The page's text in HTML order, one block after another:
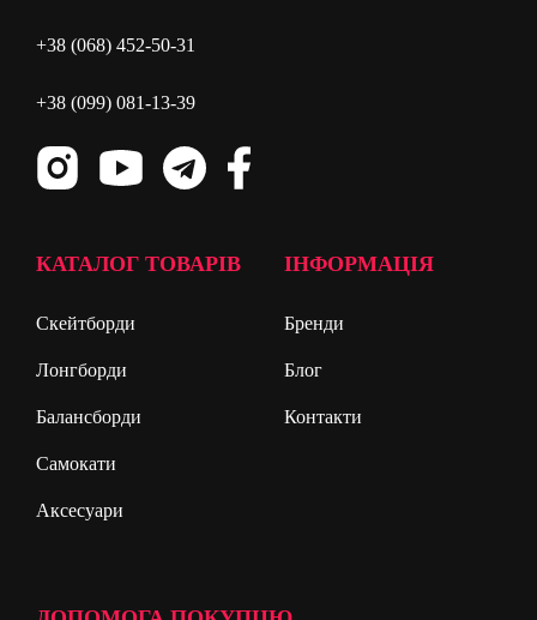
+38 (068) 452-50-31
+38 (099) 081-13-39
КАТАЛОГ ТОВАРІВ
Скейтборди
Лонгборди
Балансборди
Самокати
Аксесуари
ІНФОРМАЦІЯ
Бренди
Блог
Контакти